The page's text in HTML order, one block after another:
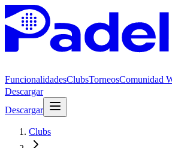
FuncionalidadesClubsTorneosComunidad
Descargar
Descargar
Clubs